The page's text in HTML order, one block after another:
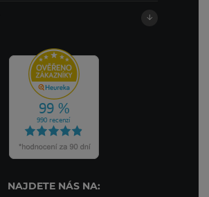
NAJDETE NÁS NA: